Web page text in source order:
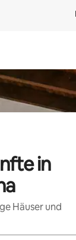
in
Häuser und